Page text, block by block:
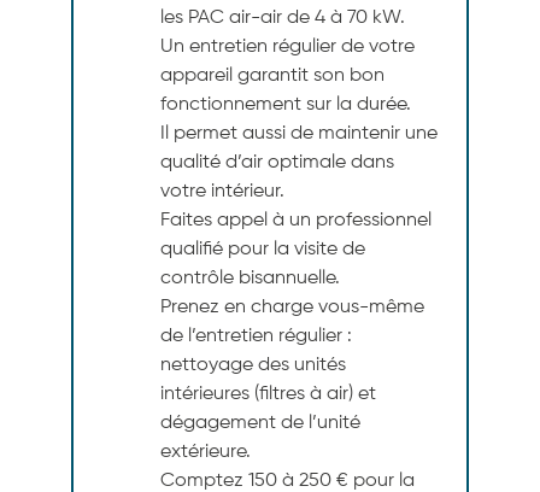
les PAC air-air de 4 à 70 kW.
Un entretien régulier de votre
appareil garantit son bon
fonctionnement sur la durée.
Il permet aussi de maintenir une
qualité d’air optimale dans
votre intérieur.
Faites appel à un professionnel
qualifié pour la visite de
contrôle bisannuelle.
Prenez en charge vous-même
de l’entretien régulier :
nettoyage des unités
intérieures (filtres à air) et
dégagement de l’unité
extérieure.
Comptez 150 à 250 € pour la